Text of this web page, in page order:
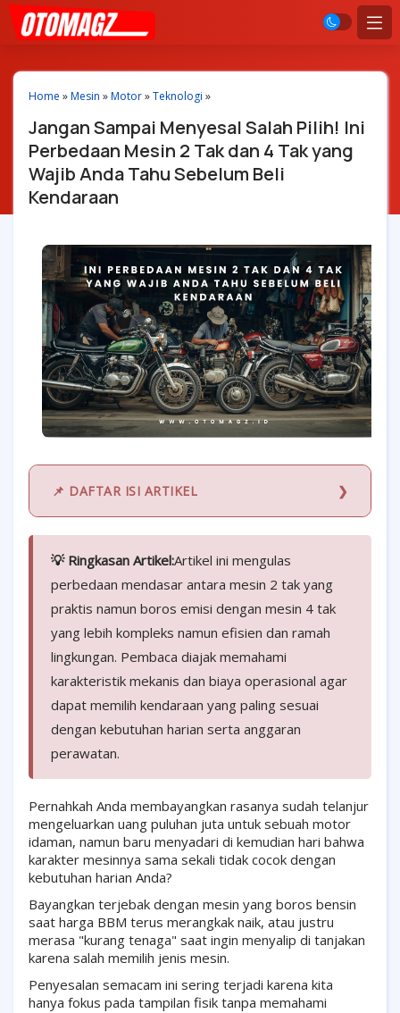
Home »Mesin »Motor»Teknologi »
Jangan Sampai Menyesal Salah Pilih! Ini
Perbedaan Mesin 2 Tak dan 4 Tak yang
Wajib Anda Tahu Sebelum Beli
Kendaraan
📌 DAFTAR ISI ARTIKEL
💡 Ringkasan Artikel:Artikel ini mengulas
perbedaan mendasar antara mesin 2 tak yang
praktis namun boros emisi dengan mesin 4 tak
yang lebih kompleks namun efisien dan ramah
lingkungan. Pembaca diajak memahami
karakteristik mekanis dan biaya operasional agar
dapat memilih kendaraan yang paling sesuai
dengan kebutuhan harian serta anggaran
perawatan.
Pernahkah Anda membayangkan rasanya sudah telanjur
mengeluarkan uang puluhan juta untuk sebuah motor
idaman, namun baru menyadari di kemudian hari bahwa
karakter mesinnya sama sekali tidak cocok dengan
kebutuhan harian Anda?
Bayangkan terjebak dengan mesin yang boros bensin
saat harga BBM terus merangkak naik, atau justru
merasa "kurang tenaga" saat ingin menyalip di tanjakan
karena salah memilih jenis mesin.
Penyesalan semacam ini sering terjadi karena kita
hanya fokus pada tampilan fisik tanpa memahami